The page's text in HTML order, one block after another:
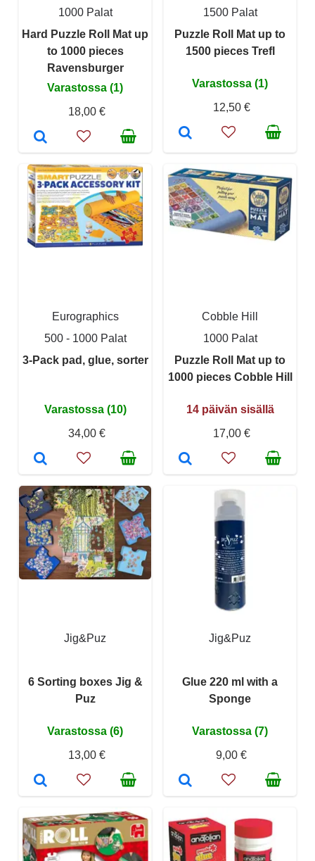
1000 Palat
Hard Puzzle Roll Mat up
to 1000 pieces
Ravensburger
Varastossa (1)
18,00 €
1500 Palat
Puzzle Roll Mat up to
1500 pieces Trefl
Varastossa (1)
12,50 €
Eurographics
500 - 1000 Palat
3-Pack pad, glue, sorter
Varastossa (10)
34,00 €
Cobble Hill
1000 Palat
Puzzle Roll Mat up to
1000 pieces Cobble Hill
14 päivän sisällä
17,00 €
Jig&Puz
6 Sorting boxes Jig &
Puz
Varastossa (6)
13,00 €
Jig&Puz
Glue 220 ml with a
Sponge
Varastossa (7)
9,00 €